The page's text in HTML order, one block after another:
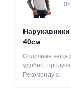
40см
Отличная вещь
удобно,
Рекомендую..